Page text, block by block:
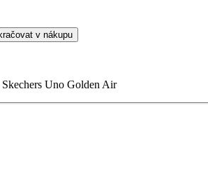
v nákupu
Uno Golden Air